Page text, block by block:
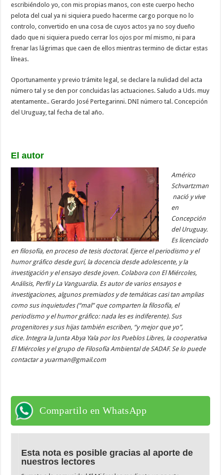
escribiéndolo yo, con mis propias manos, con este cuerpo hecho
pelota del cual ya ni siquiera puedo hacerme cargo porque no lo
controlo, convertido en una cosa de cuyos actos ya no soy dueño
dado que ni siquiera puedo cerrar los ojos por mí mismo, ni para
frenar las lágrimas que caen de ellos mientras termino de dictar estas
líneas.
Oportunamente y previo trámite legal, se declare la nulidad del acta
número tal y se den por concluidas las actuaciones. Saludo a Uds. muy
atentamente.. Gerardo José Pertegarinni. DNI número tal. Concepción
del Uruguay, tal fecha de tal año.
El autor
Américo
Schvartzman
nació y vive
en
Concepción
del Uruguay.
Es licenciado
en filosofía, en proceso de tesis doctoral. Ejerce el periodismo y el
humor gráfico desde gurí, la docencia desde adolescente, y la
investigación y el ensayo desde joven. Colabora con El Miércoles,
Análisis, Perfil y La Vanguardia. Es autor de varios ensayos e
investigaciones, algunos premiados y de temáticas casi tan amplias
como sus inquietudes (“mal” que comparten la filosofía, el
periodismo y el humor gráfico: nada les es indiferente). Sus
progenitores y sus hijas también escriben, “y mejor que yo”,
dice. Integra la Junta Abya Yala por los Pueblos Libres, la cooperativa
El Miércoles y el grupo de Filosofía Ambiental de SADAF. Se lo puede
contactar a yuarman@gmail.com
Compartilo en WhatsApp
Esta nota es posible gracias al aporte de
nuestros lectores